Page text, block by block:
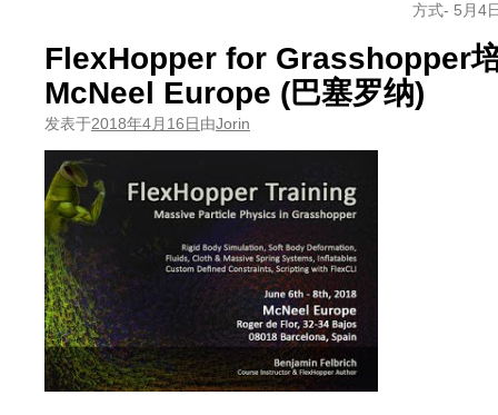
方式- 5月4
FlexHopper for Grasshopper
McNeel Europe (巴塞罗纳)
发表于2018年4月16日由Jorin